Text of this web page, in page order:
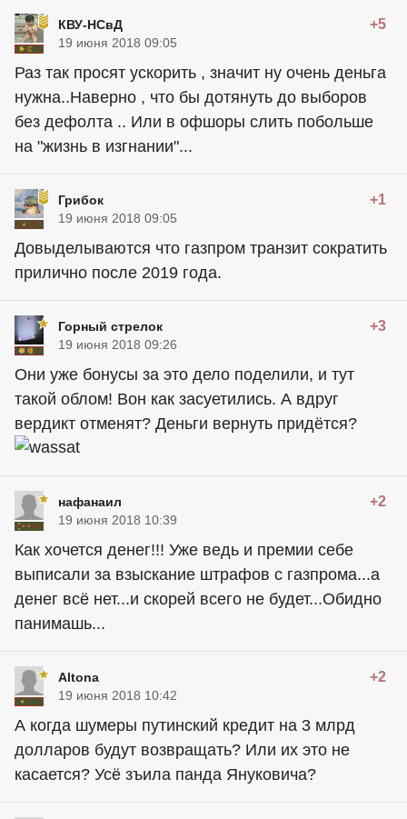
КВУ-НСвД +5
19 июня 2018 09:05
Раз так просят ускорить , значит ну очень деньга
нужна..Наверно , что бы дотянуть до выборов
без дефолта .. Или в офшоры слить побольше
на "жизнь в изгнании"...
Грибок +1
19 июня 2018 09:05
Довыделываются что газпром транзит сократить
прилично после 2019 года.
Горный стрелок +3
19 июня 2018 09:26
Они уже бонусы за это дело поделили, и тут
такой облом! Вон как засуетились. А вдруг
вердикт отменят? Деньги вернуть придётся?
нафанаил +2
19 июня 2018 10:39
Как хочется денег!!! Уже ведь и премии себе
выписали за взыскание штрафов с газпрома...а
денег всё нет...и скорей всего не будет...Обидно
панимашь...
Altona +2
19 июня 2018 10:42
А когда шумеры путинский кредит на 3 млрд
долларов будут возвращать? Или их это не
касается? Усё зъила панда Януковича?